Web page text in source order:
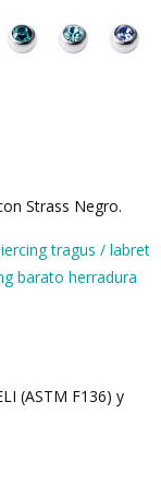
Strass Negro.
tragus / labret
barato herradura
(ASTM F136) y